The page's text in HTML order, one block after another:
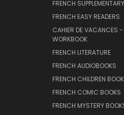
FRENCH
FRENCH EASY READERS
CAHIER DE VACANCES -
WORKBOOK
FRENCH LITERATURE
FRENCH AUDIOBOOKS
FRENCH CHILDREN
FRENCH COMIC BOOKS
FRENCH MYSTERY